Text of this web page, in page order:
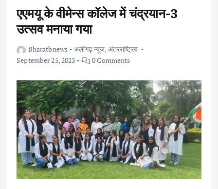
एएमयू के वीमेन्स कॉलेज में चंद्रयान-3
उत्सव मनाया गया
Bharatbnews अलीगढ़ न्यूज, अंतरराष्ट्रिय
September 25, 2023
0 Comments